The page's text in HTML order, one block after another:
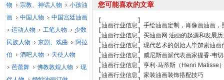
您可能喜欢的文章
【油画行业信息 】 手绘油画定制，肖像画油画，
【油画行业信息 】 买油画网:油画的起源和发展
【油画行业信息 】 现代艺术的创始人毕加索油画
【油画行业信息 】 威尼斯画派代表画家提香·韦
【油画行业信息 】 亨利·马蒂斯（Henri Matisse
【油画行业信息 】 家装油画装饰搭配技巧
物
宗教、神话人物
小孩油
画
中国人物
中国宫廷油画
运动人物
工笔人物
少数
民族人物
京剧、戏曲
阿拉
伯
酒吧人物
天使人物
芭蕾舞
佛教敦煌人物
现